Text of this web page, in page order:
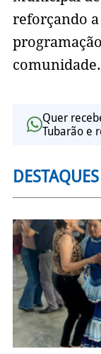
reforçando
comunidade.
Quer
Tubarão e
DESTAQUES